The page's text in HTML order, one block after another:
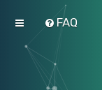
FAQ